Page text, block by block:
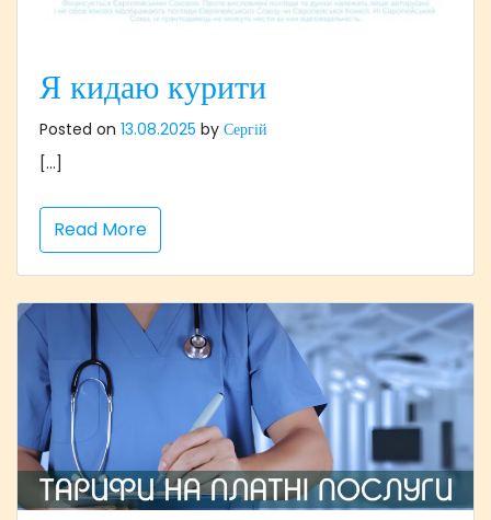
Я кидаю курити
Posted on 13.08.2025 by Сергій
[…]
Read More